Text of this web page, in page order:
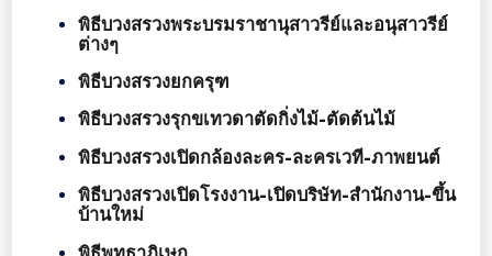
พิธีบวงสรวงพระบรมราชานุสาวรีย์และอนุสาวรีย์
ต่างๆ
พิธีบวงสรวงยกครุฑ
พิธีบวงสรวงรุกขเทวดาตัดกิ่งไม้-ตัดต้นไม้
พิธีบวงสรวงเปิดกล้องละคร-ละครเวที-ภาพยนต์
พิธีบวงสรวงเปิดโรงงาน-เปิดบริษัท-สำนักงาน-ขึ้น
บ้านใหม่